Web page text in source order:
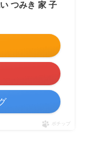
つみき 家 子
ポチップ